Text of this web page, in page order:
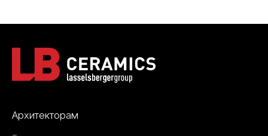
Архитекторам